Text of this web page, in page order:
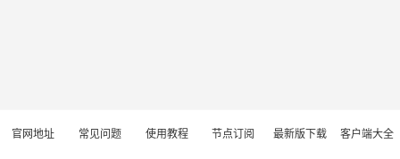
官网地址 常见问题 使用教程 节点订阅 最新版下载 客户端大全